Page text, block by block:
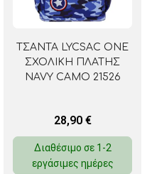
ΤΣΑΝΤΑ LYCSAC ONE
ΣΧΟΛΙΚΗ ΠΛΑΤΗΣ
NAVY CAMO 21526
28,90 €
Διαθέσιμο σε 1-2
εργάσιμες ημέρες